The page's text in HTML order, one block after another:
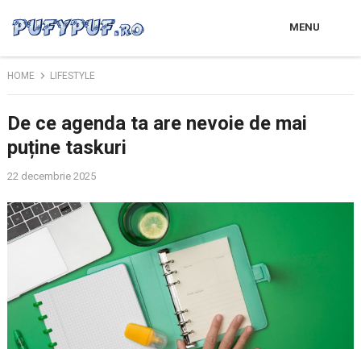
MENU
HOME LIFESTYLE
De ce agenda ta are nevoie de mai
puține taskuri
22 decembrie 2025